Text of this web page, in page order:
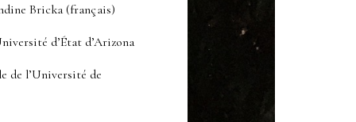
Bricka (français)
d’État d’Arizona
de l’Université de